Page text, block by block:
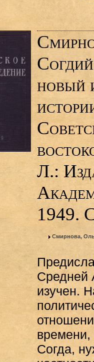
новый
Л.:
1949.
Смирнова,
Средней
изучен.
времени,
Согда,